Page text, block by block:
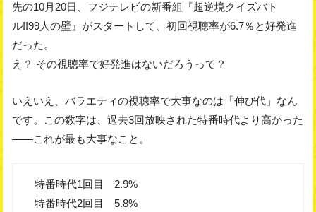
先の10月20日、フジテレビの新番組『超逆境クイズバト
ル!!99人の壁』がスタートして、初回視聴率が6.7％と好発進
だった。
え？ その視聴率で好発進はないだろうって？
いえいえ、バラエティの視聴率で大事なのは「伸び代」なん
です。この数字は、過去3回放映された特番時代より高かった
――これが最も大事なこと。
特番時代1回目 2.9%
特番時代2回目 5.8%